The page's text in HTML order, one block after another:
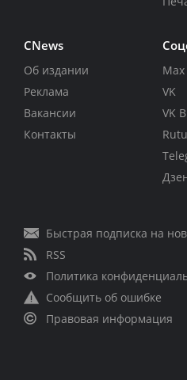
CNews
Об издании
Реклама
Вакансии
Контакты
Max
VK
VK
Быстрая подписка на
RSS
Политика
Сообщить об ошибке
Правовая информация